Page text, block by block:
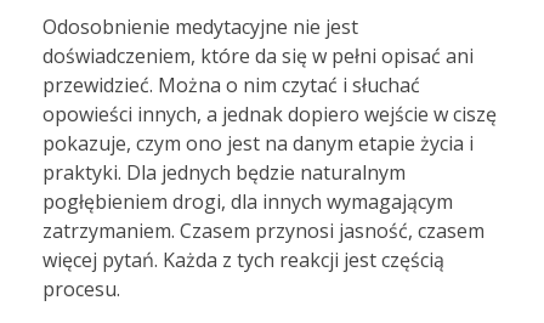
Odosobnienie medytacyjne nie jest
doświadczeniem, które da się w pełni opisać ani
przewidzieć. Można o nim czytać i słuchać
opowieści innych, a jednak dopiero wejście w ciszę
pokazuje, czym ono jest na danym etapie życia i
praktyki. Dla jednych będzie naturalnym
pogłębieniem drogi, dla innych wymagającym
zatrzymaniem. Czasem przynosi jasność, czasem
więcej pytań. Każda z tych reakcji jest częścią
procesu.